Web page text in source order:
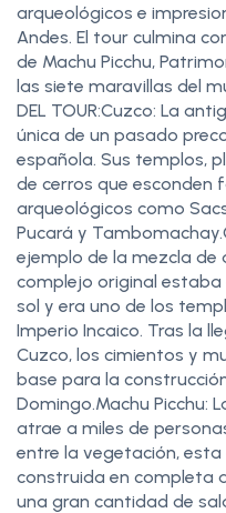
arqueológicos e
Andes. El tour culmina
de Machu Picchu,
las siete maravillas del
DEL TOUR:Cuzco: La
única de un pasado
española. Sus templos,
de cerros que esconden
arqueológicos como
Pucará y
ejemplo de la mezcla de
complejo original estaba
sol y era uno de los
Imperio Incaico. Tras la
Cuzco, los cimientos y
base para la
Domingo.Machu Picchu:
atrae a miles de
entre la vegetación,
construida en completa
una gran cantidad de